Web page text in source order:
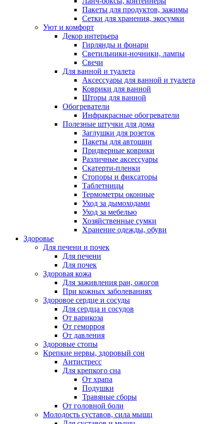
Пакеты для продуктов, зажимы
Сетки для хранения, экосумки
Уют и комфорт
Декор интерьера
Гирлянды и фонари
Светильники-ночники, лампы
Свечи
Для ванной и туалета
Аксессуары для ванной и туалета
Коврики для ванной
Шторы для ванной
Обогреватели
Инфракрасные обогреватели
Полезные штучки для дома
Заглушки для розеток
Пакеты для автошин
Придверные коврики
Различные аксессуары
Скатерти-пленки
Стопоры и фиксаторы
Таблетницы
Термометры оконные
Уход за дымоходами
Уход за мебелью
Хозяйственные сумки
Хранение одежды, обуви
Здоровье
Для печени и почек
Для печени
Для почек
Здоровая кожа
Для заживления ран, ожогов
При кожных заболеваниях
Здоровое сердце и сосуды
Для сердца и сосудов
От варикоза
От геморроя
От давления
Здоровые стопы
Крепкие нервы, здоровый сон
Антистресс
Для крепкого сна
От храпа
Подушки
Травяные сборы
От головной боли
Молодость суставов, сила мышц